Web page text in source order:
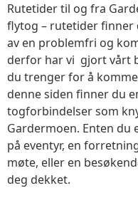
Rutetider til og fra
flytog – rutetider finner
av en problemfri og
derfor har vi gjort vårt
du trenger for å
denne siden finner du
togforbindelser som
Gardermoen. Enten du
på eventyr, en
møte, eller en
deg dekket.